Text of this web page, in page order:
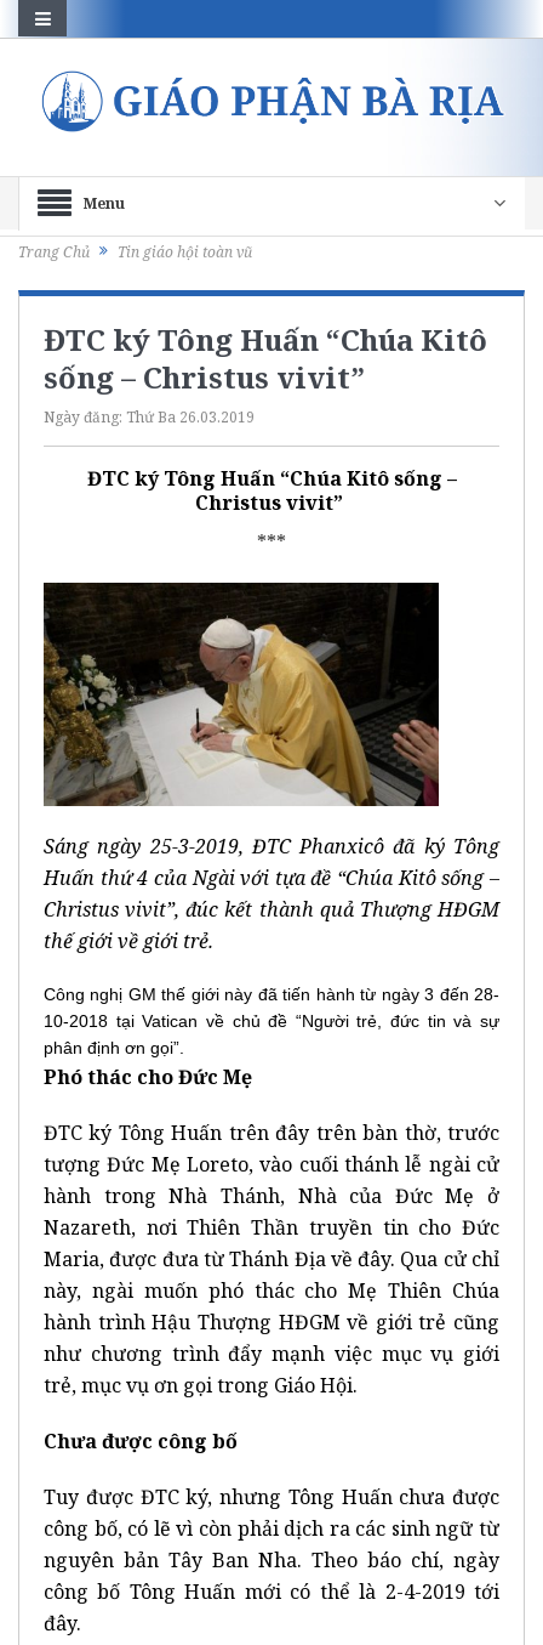
Menu
Trang Chủ Tin giáo hội toàn vũ
ĐTC ký Tông Huấn “Chúa Kitô
sống – Christus vivit”
Ngày đăng: Thứ Ba 26.03.2019
ĐTC ký Tông Huấn “Chúa Kitô sống –
Christus vivit”
***
Sáng ngày 25-3-2019, ĐTC Phanxicô đã ký Tông
Huấn thứ 4 của Ngài với tựa đề “Chúa Kitô sống –
Christus vivit”, đúc kết thành quả Thượng HĐGM
thế giới về giới trẻ.
Công nghị GM thế giới này đã tiến hành từ ngày 3 đến 28-
10-2018 tại Vatican về chủ đề “Người trẻ, đức tin và sự
phân định ơn gọi”.
Phó thác cho Đức Mẹ
ĐTC ký Tông Huấn trên đây trên bàn thờ, trước
tượng Đức Mẹ Loreto, vào cuối thánh lễ ngài cử
hành trong Nhà Thánh, Nhà của Đức Mẹ ở
Nazareth, nơi Thiên Thần truyền tin cho Đức
Maria, được đưa từ Thánh Địa về đây. Qua cử chỉ
này, ngài muốn phó thác cho Mẹ Thiên Chúa
hành trình Hậu Thượng HĐGM về giới trẻ cũng
như chương trình đẩy mạnh việc mục vụ giới
trẻ, mục vụ ơn gọi trong Giáo Hội.
Chưa được công bố
Tuy được ĐTC ký, nhưng Tông Huấn chưa được
công bố, có lẽ vì còn phải dịch ra các sinh ngữ từ
nguyên bản Tây Ban Nha. Theo báo chí, ngày
công bố Tông Huấn mới có thể là 2-4-2019 tới
đây.